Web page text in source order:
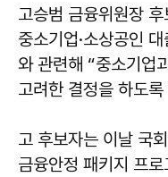
고승범 금융위원장
중소기업·소상공인
와 관련해 “중소기업
고려한 결정을 하도
고 후보자는 이날 국
금융안정 패키지 프